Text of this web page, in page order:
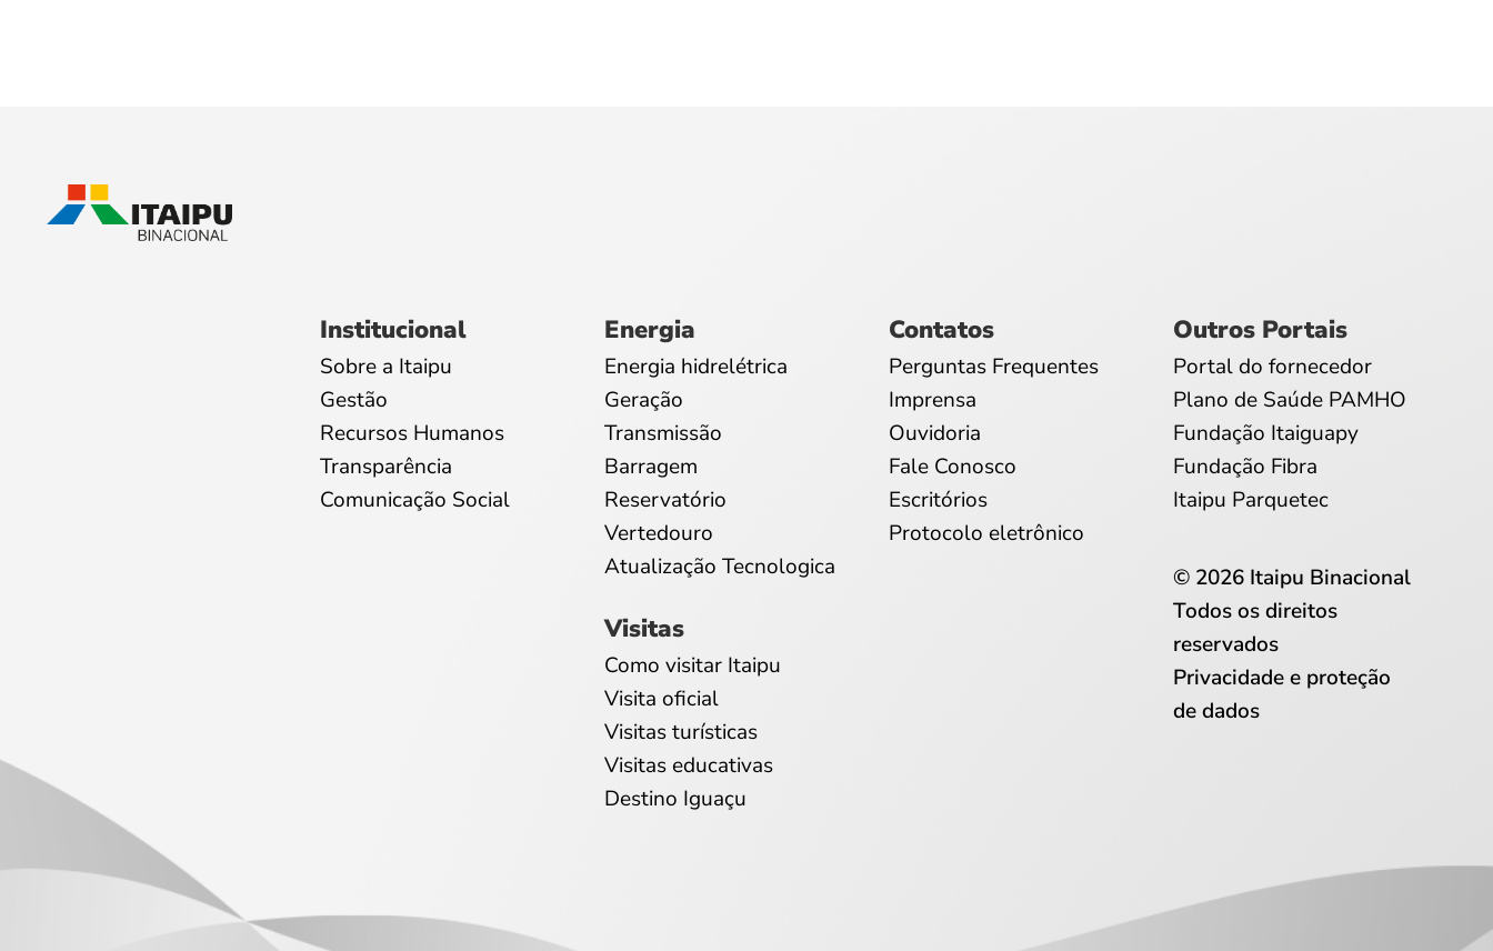
Institucional
Sobre a Itaipu
Gestão
Recursos Humanos
Transparência
Comunicação Social
Energia
Energia hidrelétrica
Geração
Transmissão
Barragem
Reservatório
Vertedouro
Atualização Tecnologica
Visitas
Como visitar Itaipu
Visita oficial
Visitas turísticas
Visitas educativas
Destino Iguaçu
Contatos
Perguntas Frequentes
Imprensa
Ouvidoria
Fale Conosco
Escritórios
Protocolo eletrônico
Outros Portais
Portal do fornecedor
Plano de Saúde PAMHO
Fundação Itaiguapy
Fundação Fibra
Itaipu Parquetec
© 2026 Itaipu Binacional
Todos os direitos
reservados
Privacidade e proteção
de dados